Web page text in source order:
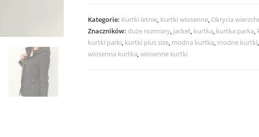
LIDIA
42-
Kategorie: Kurtki letnie, Kurtki wiosenne, Okrycia
Znaczników: duże rozmiary, jacket, kurtka, kurtka parka,
kurtki parki, kurtki plus size, modna kurtka, modne kurtki,
wiosenna kurtka,wiosenne kurtki